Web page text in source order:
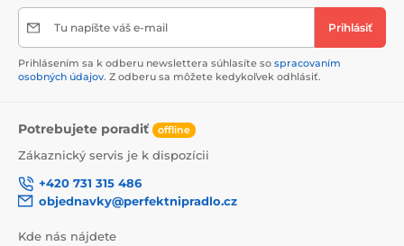
Tu napíšte váš e-mail Prihlásiť
Prihlásením sa k odberu newslettera súhlasíte so spracovaním
osobných údajov. Z odberu sa môžete kedykoľvek odhlásiť.
Potrebujete poradiť offline
Zákaznický servis je k dispozícii
+420 731 315 486
objednavky@perfektnipradlo.cz
Kde nás nájdete